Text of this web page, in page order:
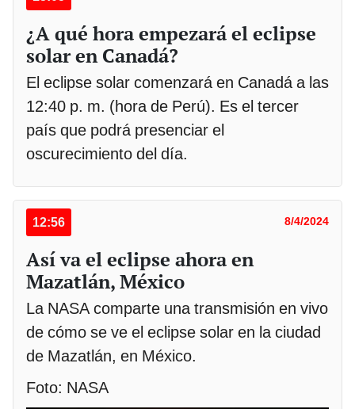
¿A qué hora empezará el eclipse
solar en Canadá?
El eclipse solar comenzará en Canadá a las
12:40 p. m. (hora de Perú). Es el tercer
país que podrá presenciar el
oscurecimiento del día.
12:56 8/4/2024
Así va el eclipse ahora en
Mazatlán, México
La NASA comparte una transmisión en vivo
de cómo se ve el eclipse solar en la ciudad
de Mazatlán, en México.
Foto: NASA